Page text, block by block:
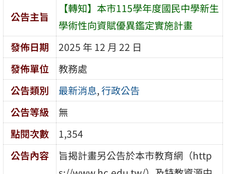
公告主旨
【轉知】本市115學年度國民中學新生
學術性向資賦優異鑑定實施計畫
發佈日期
2025 年 12 月 22 日
發佈單位
教務處
公告類別
最新消息,行政公告
公告等級
無
點閱次數
1,354
公告內容
旨揭計畫另公告於本市教育網（http